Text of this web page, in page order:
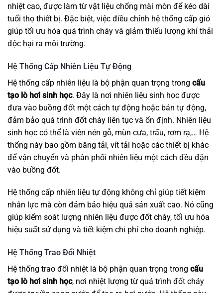
nhiệt cao, được làm từ vật liệu chống mài mòn để kéo dài
tuổi thọ thiết bị. Đặc biệt, việc điều chỉnh hệ thống cấp gió
giúp tối ưu hóa quá trình cháy và giảm thiểu lượng khí thải
độc hại ra môi trường.
Hệ Thống Cấp Nhiên Liệu Tự Động
Hệ thống cấp nhiên liệu là bộ phận quan trọng trong cấu
tạo lò hơi sinh học. Đây là nơi nhiên liệu sinh học được
đưa vào buồng đốt một cách tự động hoặc bán tự động,
đảm bảo quá trình đốt cháy liên tục và ổn định. Nhiên liệu
sinh học có thể là viên nén gỗ, mùn cưa, trấu, rơm rạ,… Hệ
thống này bao gồm băng tải, vít tải hoặc các thiết bị khác
để vận chuyển và phân phối nhiên liệu một cách đều đặn
vào buồng đốt.
Hệ thống cấp nhiên liệu tự động không chỉ giúp tiết kiệm
nhân lực mà còn đảm bảo hiệu quả sản xuất cao. Nó cũng
giúp kiểm soát lượng nhiên liệu được đốt cháy, tối ưu hóa
hiệu suất sử dụng và tiết kiệm chi phí cho doanh nghiệp.
Hệ Thống Trao Đổi Nhiệt
Hệ thống trao đổi nhiệt là bộ phận quan trọng trong cấu
tạo lò hơi sinh học, nơi nhiệt lượng từ quá trình đốt cháy